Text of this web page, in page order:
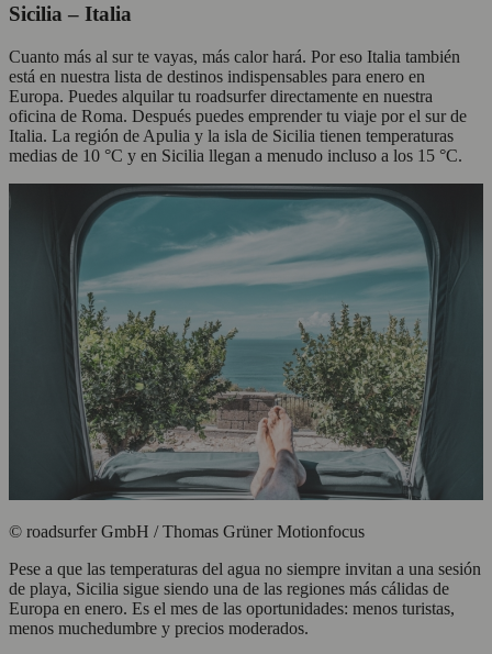
Sicilia – Italia
Cuanto más al sur te vayas, más calor hará. Por eso Italia también
está en nuestra lista de destinos indispensables para enero en
Europa. Puedes alquilar tu roadsurfer directamente en nuestra
oficina de Roma. Después puedes emprender tu viaje por el sur de
Italia. La región de Apulia y la isla de Sicilia tienen temperaturas
medias de 10 °C y en Sicilia llegan a menudo incluso a los 15 °C.
© roadsurfer GmbH / Thomas Grüner Motionfocus
Pese a que las temperaturas del agua no siempre invitan a una sesión
de playa, Sicilia sigue siendo una de las regiones más cálidas de
Europa en enero. Es el mes de las oportunidades: menos turistas,
menos muchedumbre y precios moderados.